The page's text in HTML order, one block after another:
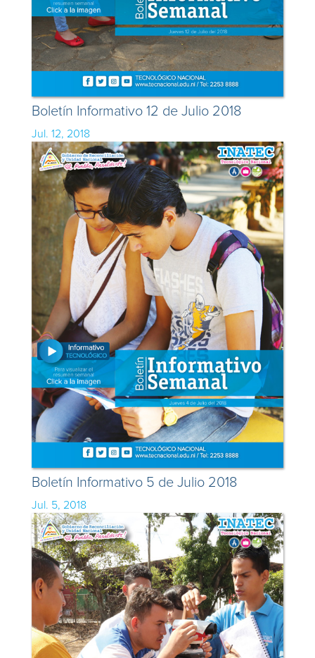
Boletín Informativo 12 de Julio 2018
Jul. 12, 2018
Boletín Informativo 5 de Julio 2018
Jul. 5, 2018